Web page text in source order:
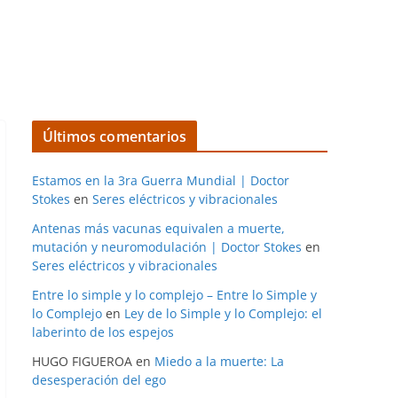
Últimos comentarios
Estamos en la 3ra Guerra Mundial | Doctor
Stokes en Seres eléctricos y vibracionales
Antenas más vacunas equivalen a muerte,
mutación y neuromodulación | Doctor Stokes en
Seres eléctricos y vibracionales
Entre lo simple y lo complejo – Entre lo Simple y
lo Complejo en Ley de lo Simple y lo Complejo: el
laberinto de los espejos
HUGO FIGUEROA en Miedo a la muerte: La
desesperación del ego